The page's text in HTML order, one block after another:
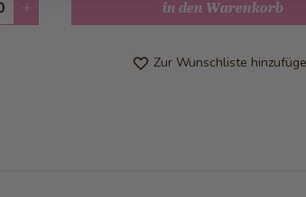
in den Warenkorb
Zur Wunschliste